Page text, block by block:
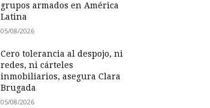
grupos armados en América
Latina
05/08/2026
Cero tolerancia al despojo, ni
redes, ni cárteles
inmobiliarios, asegura Clara
Brugada
05/08/2026